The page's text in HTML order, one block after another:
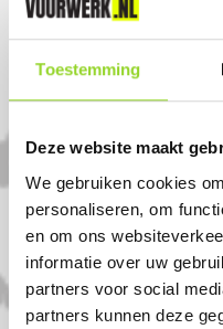
Toestemming
Deze website maakt
We gebruiken cookies
personaliseren, om
en om ons
informatie over uw
partners voor social
partners kunnen deze
Komt u uit
in Hellevoetsluis.
welkom! U bent
u uit Oostvoorne,
komt.